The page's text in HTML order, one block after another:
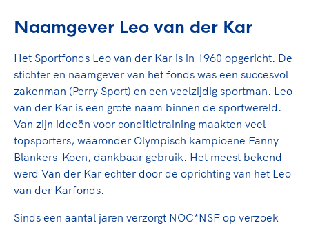
genieten van de karatewedstrijd van je dochter,
de halve marathon van je moeder of de
hockeywedstrijd van je buurjongen.
sportomgeving
Voor welk gedrag staat de club? Wat mag wel
langs de lijn, in de kleedkamer, kantine en online?
En wat mag vooral niet? Een gedragscode geeft
hier richting aan en is dus een belangrijk
onderdeel van het clubbeleid rondom gewenst en
ongewenst gedrag.
Lees verder
bestuurders, (technisch) directeuren, managers en
Lees verder
Naamgever Leo van der Kar
Het Sportfonds Leo van der Kar is in 1960 opgericht. De
stichter en naamgever van het fonds was een succesvol
zakenman (Perry Sport) en een veelzijdig sportman. Leo
van der Kar is een grote naam binnen de sportwereld.
Van zijn ideeën voor conditietraining maakten veel
topsporters, waaronder Olympisch kampioene Fanny
Blankers-Koen, dankbaar gebruik. Het meest bekend
werd Van der Kar echter door de oprichting van het Leo
van der Karfonds.
Sinds een aantal jaren verzorgt NOC*NSF op verzoek